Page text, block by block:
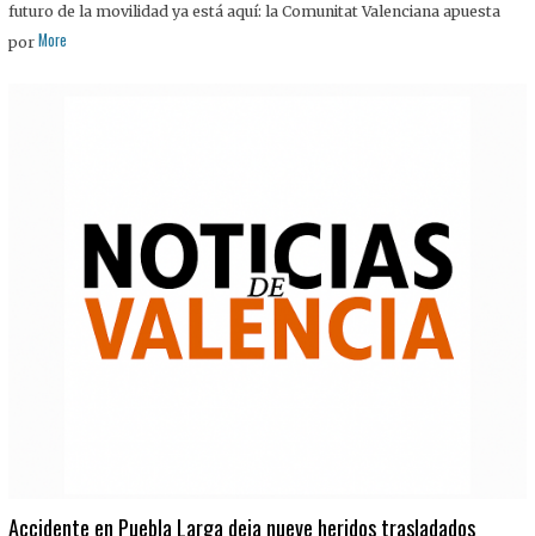
futuro de la movilidad ya está aquí: la Comunitat Valenciana apuesta
por More
Accidente en Puebla Larga deja nueve heridos trasladados